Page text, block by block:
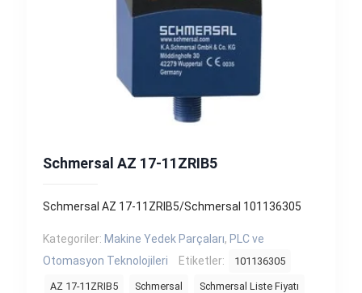
Schmersal AZ 17-11ZRIB5
Schmersal AZ 17-11ZRIB5/Schmersal 101136305
Kategoriler: Makine Yedek Parçaları, PLC ve
Otomasyon Teknolojileri
Etiketler: 101136305
AZ 17-11ZRIB5 Schmersal Schmersal Liste Fiyatı